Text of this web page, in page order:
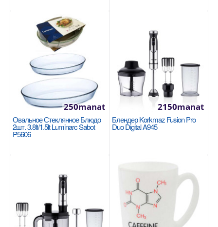
Кастрюля 40x25см / 31л Korkmaz Proline
Gastro A2727
Размер: 40x25 см / 31 л 18/10 Cr-Ni нержавеющая
сталь Основание суперкапсулы, обеспечивающее
3750manat
Овальное Стеклянное Блюдо
2шт. 3.8lt/1.5lt Luminarc Sabot
P5606
250manat
Блендер Korkmaz Fusion Pro
Duo Digital A945
2150manat